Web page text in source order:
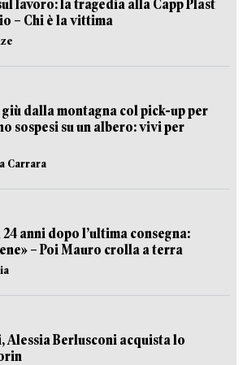
lavoro: la tragedia alla Capp Plast
– Chi è la vittima
dalla montagna col pick-up per
sospesi su un albero: vivi per
Carrara
anni dopo l’ultima consegna:
– Poi Mauro crolla a terra
Alessia Berlusconi acquista lo